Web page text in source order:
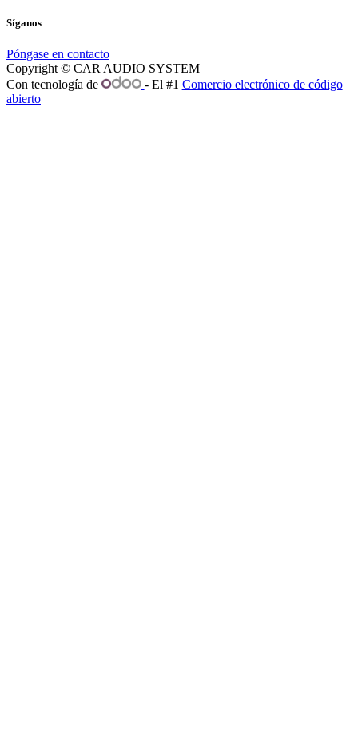
Síganos
Póngase en contacto
Copyright © CAR AUDIO SYSTEM
Con tecnología de
- El #1 Comercio electrónico de código
abierto